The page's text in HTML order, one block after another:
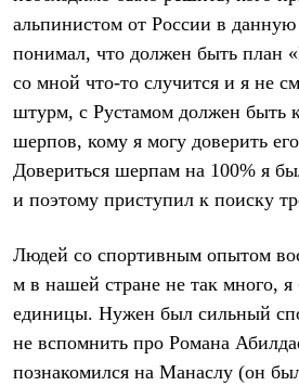
альпинистом от России в
понимал, что должен быть план
со мной что-то случится и я не
штурм, с Рустамом должен быть
шерпов, кому я могу доверить
Довериться шерпам на 100% я
и поэтому приступил к поиску
Людей со спортивным опытом
м в нашей стране не так много, я
единицы. Нужен был сильный
не вспомнить про Романа
познакомился на Манаслу (он